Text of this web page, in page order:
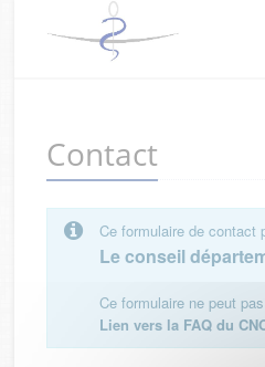
Contact
Ce formulaire de contact
Le conseil
Ce formulaire ne peut
Lien vers la FAQ du